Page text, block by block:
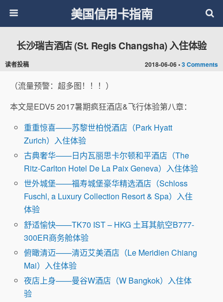
美国信用卡指南
2018-06-06 •3 Comments
长沙瑞吉酒店 (St. Regis Changsha) 入住体验
读者投稿
（流量预警：超多图！！！）
本文是EDV5 2017暑期疯狂酒店&飞行体验第八章：
重重惊喜——苏黎世柏悦酒店（Park Hyatt
Zurich）入住体验
古典奢华——日内瓦丽思卡尔顿和平酒店（The
Ritz-Carlton Hotel De La Paix Geneva）入住体验
世外城堡——福寿城堡豪华精选酒店（Schloss
Fuschl, a Luxury Collection Resort & Spa）入住
体验
舒适愉快——TK70 IST – HKG 土耳其航空B777-
300ER商务舱体验
俯瞰清迈——清迈艾美酒店（Le Meridien Chiang
Mai）入住体验
夜店上身——曼谷W酒店（W Bangkok）入住体
验